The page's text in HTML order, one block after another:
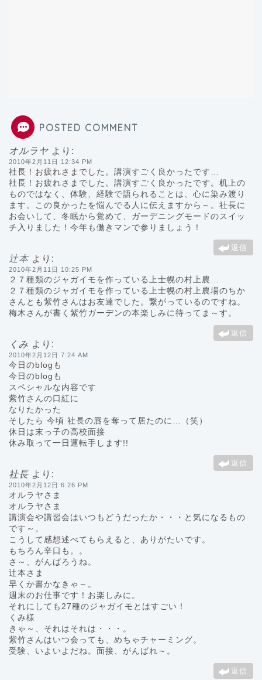
POSTED COMMENT
オルラヤ より:
2010年2月11日 12:34 PM
社長！お疲れさまでした。講演すごく良かったです…
社長！お疲れさまでした。講演すごく良かったです。机上の
ものではなく、体験、経験で語られることは、心に染み渡り
ます。この良かったを悩んでる人に伝えますから～。社長に
お会いして、冬眠から覚めて、ガーデニングモードのスイッ
チ入りました！今年も働きマンで参りましょう！
返信
辻本 より:
2010年2月11日 10:25 PM
２７種類のジャガイモを作っている上士幌の村上農…
２７種類のジャガイモを作っている上士幌の村上農場のちか
さんとも紫竹さんはお友達でした。繋がっているのですね。
梅木さんが書く紫竹ガーデンの本楽しみに待ってま～す。
返信
くみ より:
2010年2月12日 7:24 AM
今日のblogも
今日のblogも
スペシャルな内容です
紫竹さんの口紅に
なりたかった
そしたら 今頃 社長の唇を奪って居たのに…（笑）
休日は末っ子の高校面接
休み取って一日運転手します!!
返信
社長 より:
2010年2月12日 6:26 PM
オルラヤさま
オルラヤさま
講演会や講習会はいつもどうだったか・・・と気になるもの
です～。
こうして感想述べてもらえると、ありがたいです。
もちろん辛口も。。
さ～、がんばろうね。
辻本さま
早くか書かなきゃ～。
週末のお仕事です！お楽しみに。
それにしても27種のジャガイモとはすごい！
くみ様
きゃ～、それはそれは・・・。
紫竹さんはいつ会っても、めちゃチャーミング。
受験、いよいよだね。面接、がんばれ～。
返信